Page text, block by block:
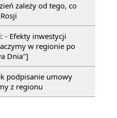
zależy od tego, co
- Efekty inwestycji
w regionie po
Dnia"]
podpisanie umowy
z regionu